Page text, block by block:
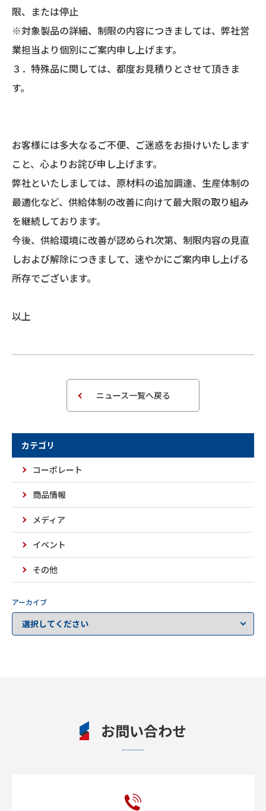
カテゴリ
コーポレート
商品情報
メディア
イベント
その他
アーカイブ
限、または停止
※対象製品の詳細、制限の内容につきましては、弊社営
業担当より個別にご案内申し上げます。
３．特殊品に関しては、都度お見積りとさせて頂きま
す。
お客様には多大なるご不便、ご迷惑をお掛けいたします
こと、心よりお詫び申し上げます。
弊社といたしましては、原材料の追加調達、生産体制の
最適化など、供給体制の改善に向けて最大限の取り組み
を継続しております。
今後、供給環境に改善が認められ次第、制限内容の見直
しおよび解除につきまして、速やかにご案内申し上げる
所存でございます。
以上
ニュース一覧へ戻る
お問い合わせ